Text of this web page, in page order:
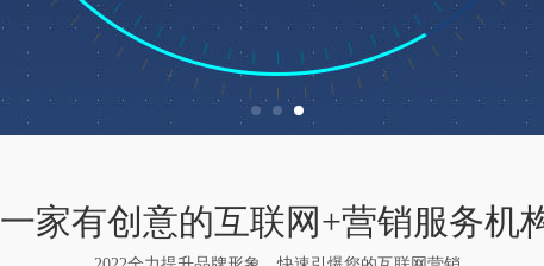
一家有创意的互联网+营销服务机